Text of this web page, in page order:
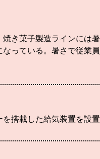
き菓子製造ラインには
っている。暑さで従業
搭載した給気装置を設置